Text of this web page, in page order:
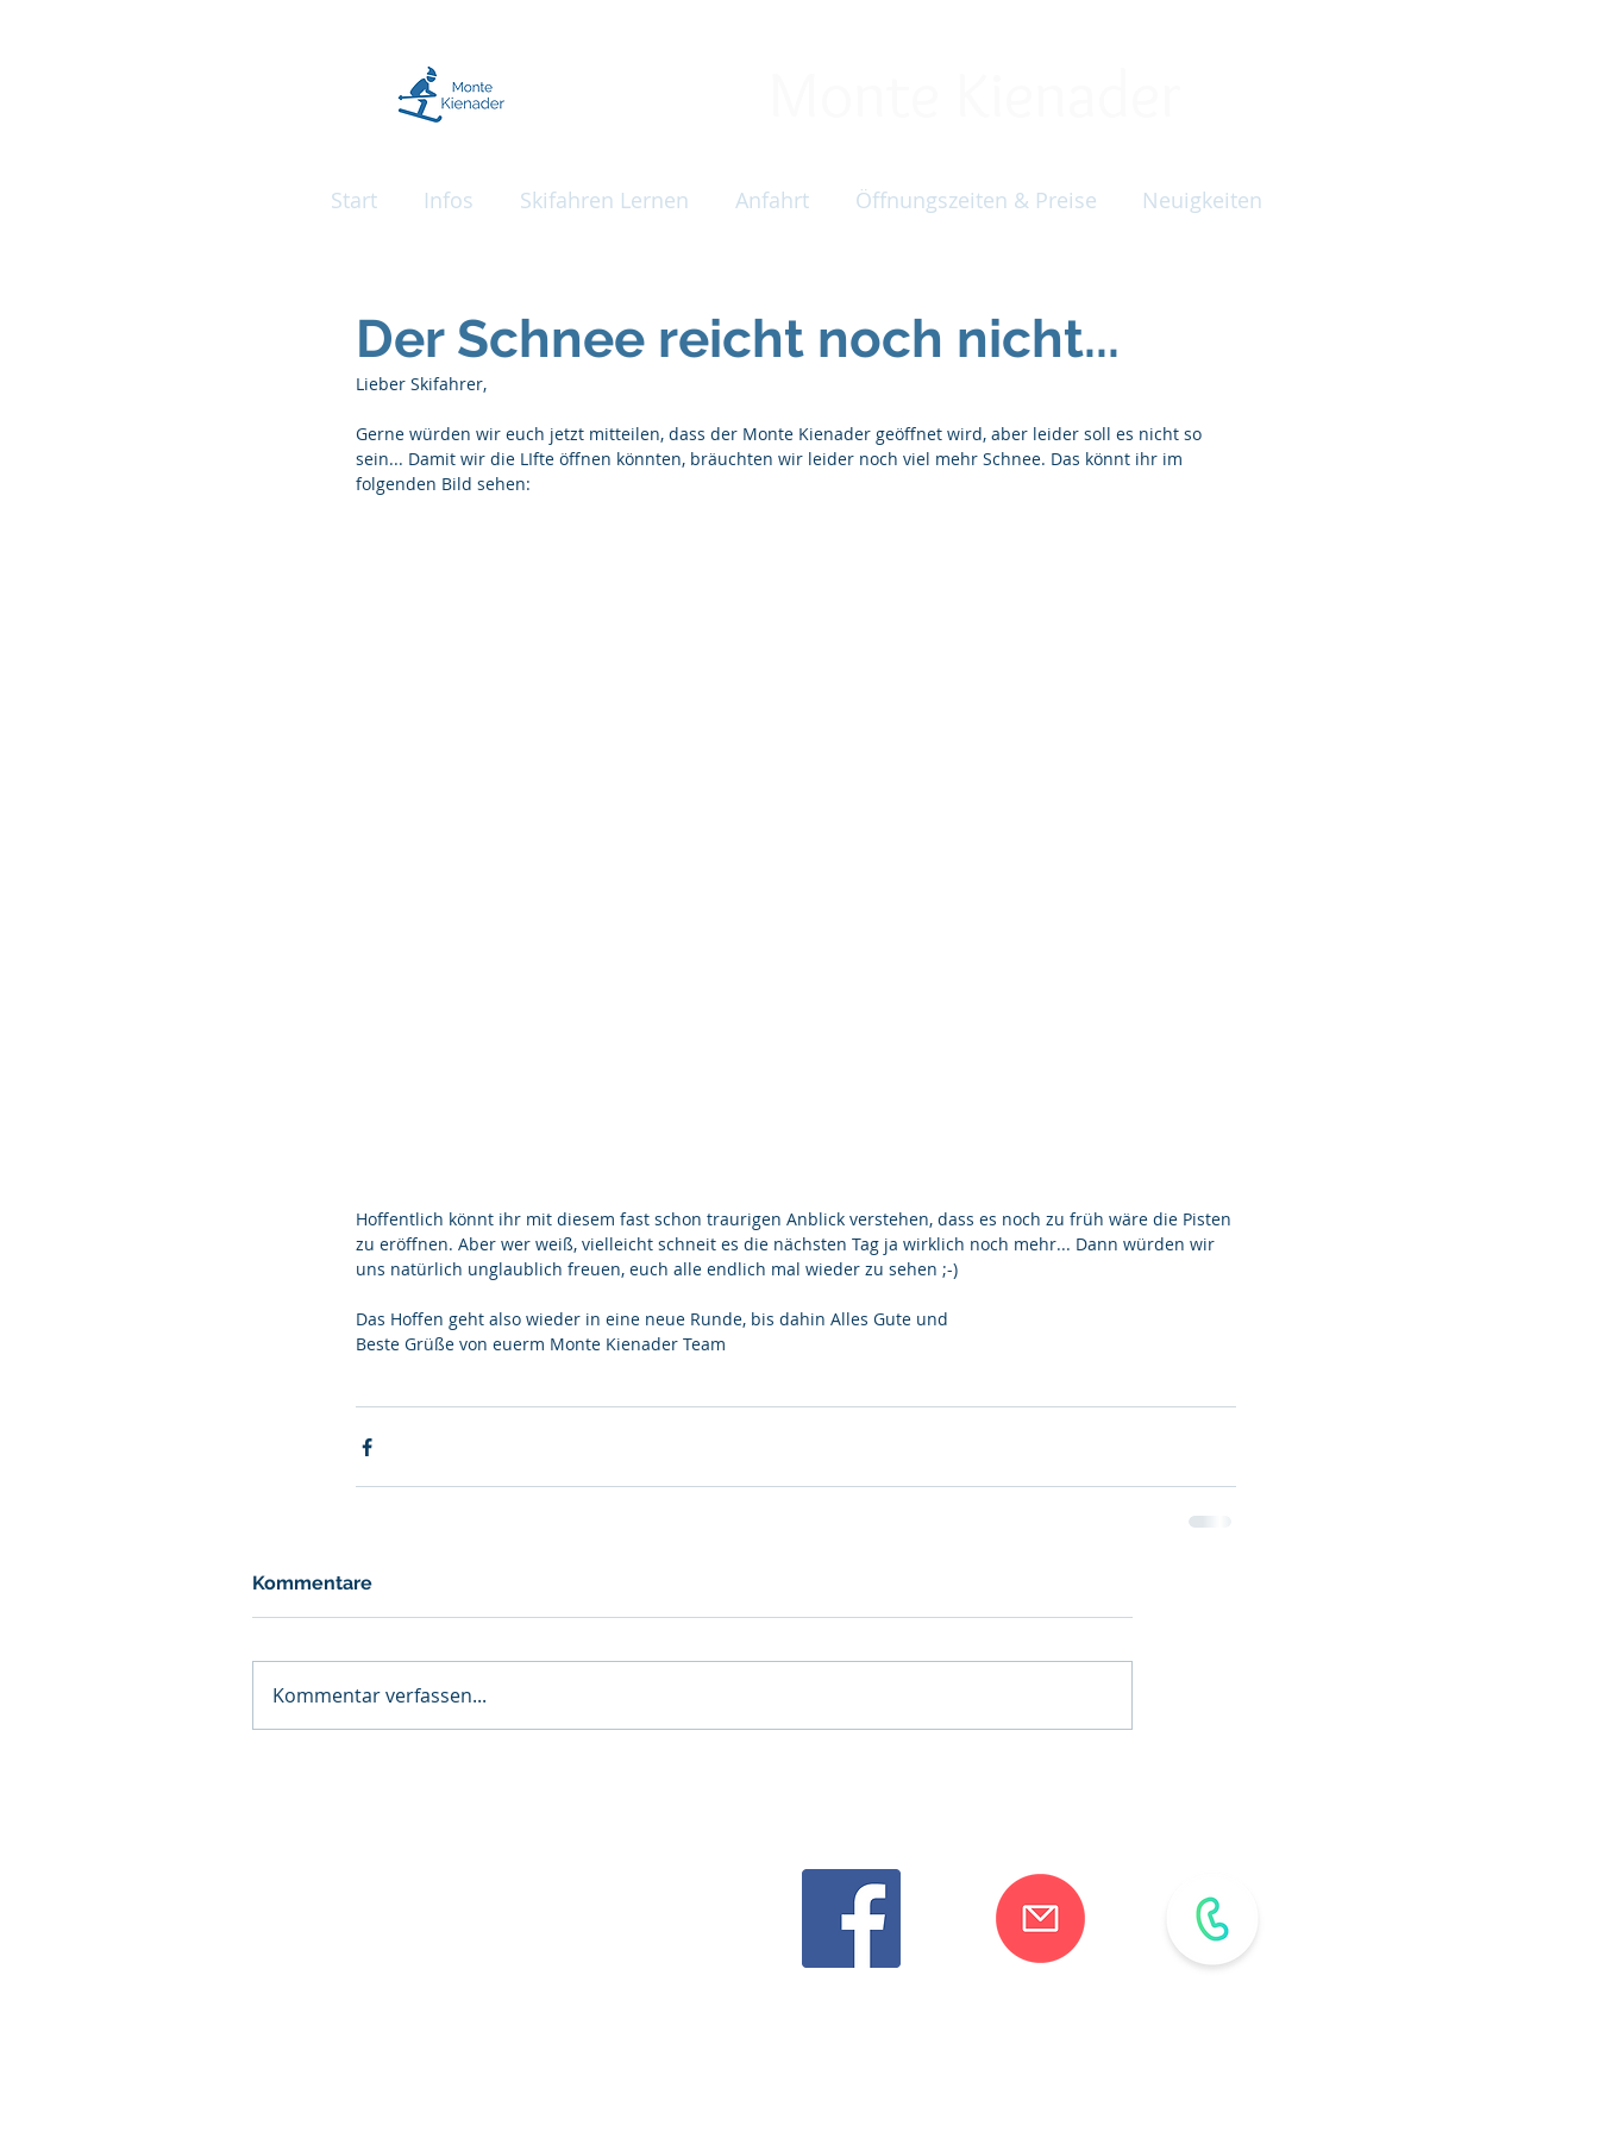
Start Infos Skifahren Lernen Anfahrt Öffnungszeiten & Preise Neuigkeiten
Der Schnee reicht noch nicht...
Lieber Skifahrer,
Gerne würden wir euch jetzt mitteilen, dass der Monte Kienader geöffnet wird, aber leider soll es nicht so
sein... Damit wir die LIfte öffnen könnten, bräuchten wir leider noch viel mehr Schnee. Das könnt ihr im
folgenden Bild sehen:
Hoffentlich könnt ihr mit diesem fast schon traurigen Anblick verstehen, dass es noch zu früh wäre die Pisten
zu eröffnen. Aber wer weiß, vielleicht schneit es die nächsten Tag ja wirklich noch mehr... Dann würden wir
uns natürlich unglaublich freuen, euch alle endlich mal wieder zu sehen ;-)
Das Hoffen geht also wieder in eine neue Runde, bis dahin Alles Gute und
Beste Grüße von euerm Monte Kienader Team
Kommentare
Kommentar verfassen...